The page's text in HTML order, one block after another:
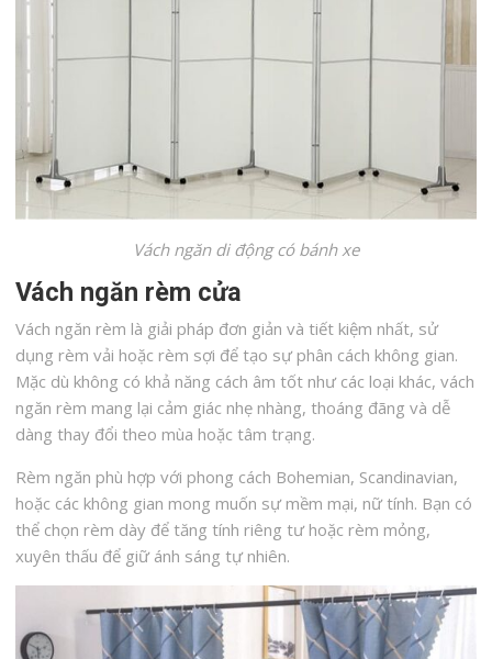
Vách ngăn di động có bánh xe
Vách ngăn rèm cửa
Vách ngăn rèm là giải pháp đơn giản và tiết kiệm nhất, sử
dụng rèm vải hoặc rèm sợi để tạo sự phân cách không gian.
Mặc dù không có khả năng cách âm tốt như các loại khác, vách
ngăn rèm mang lại cảm giác nhẹ nhàng, thoáng đãng và dễ
dàng thay đổi theo mùa hoặc tâm trạng.
Rèm ngăn phù hợp với phong cách Bohemian, Scandinavian,
hoặc các không gian mong muốn sự mềm mại, nữ tính. Bạn có
thể chọn rèm dày để tăng tính riêng tư hoặc rèm mỏng,
xuyên thấu để giữ ánh sáng tự nhiên.